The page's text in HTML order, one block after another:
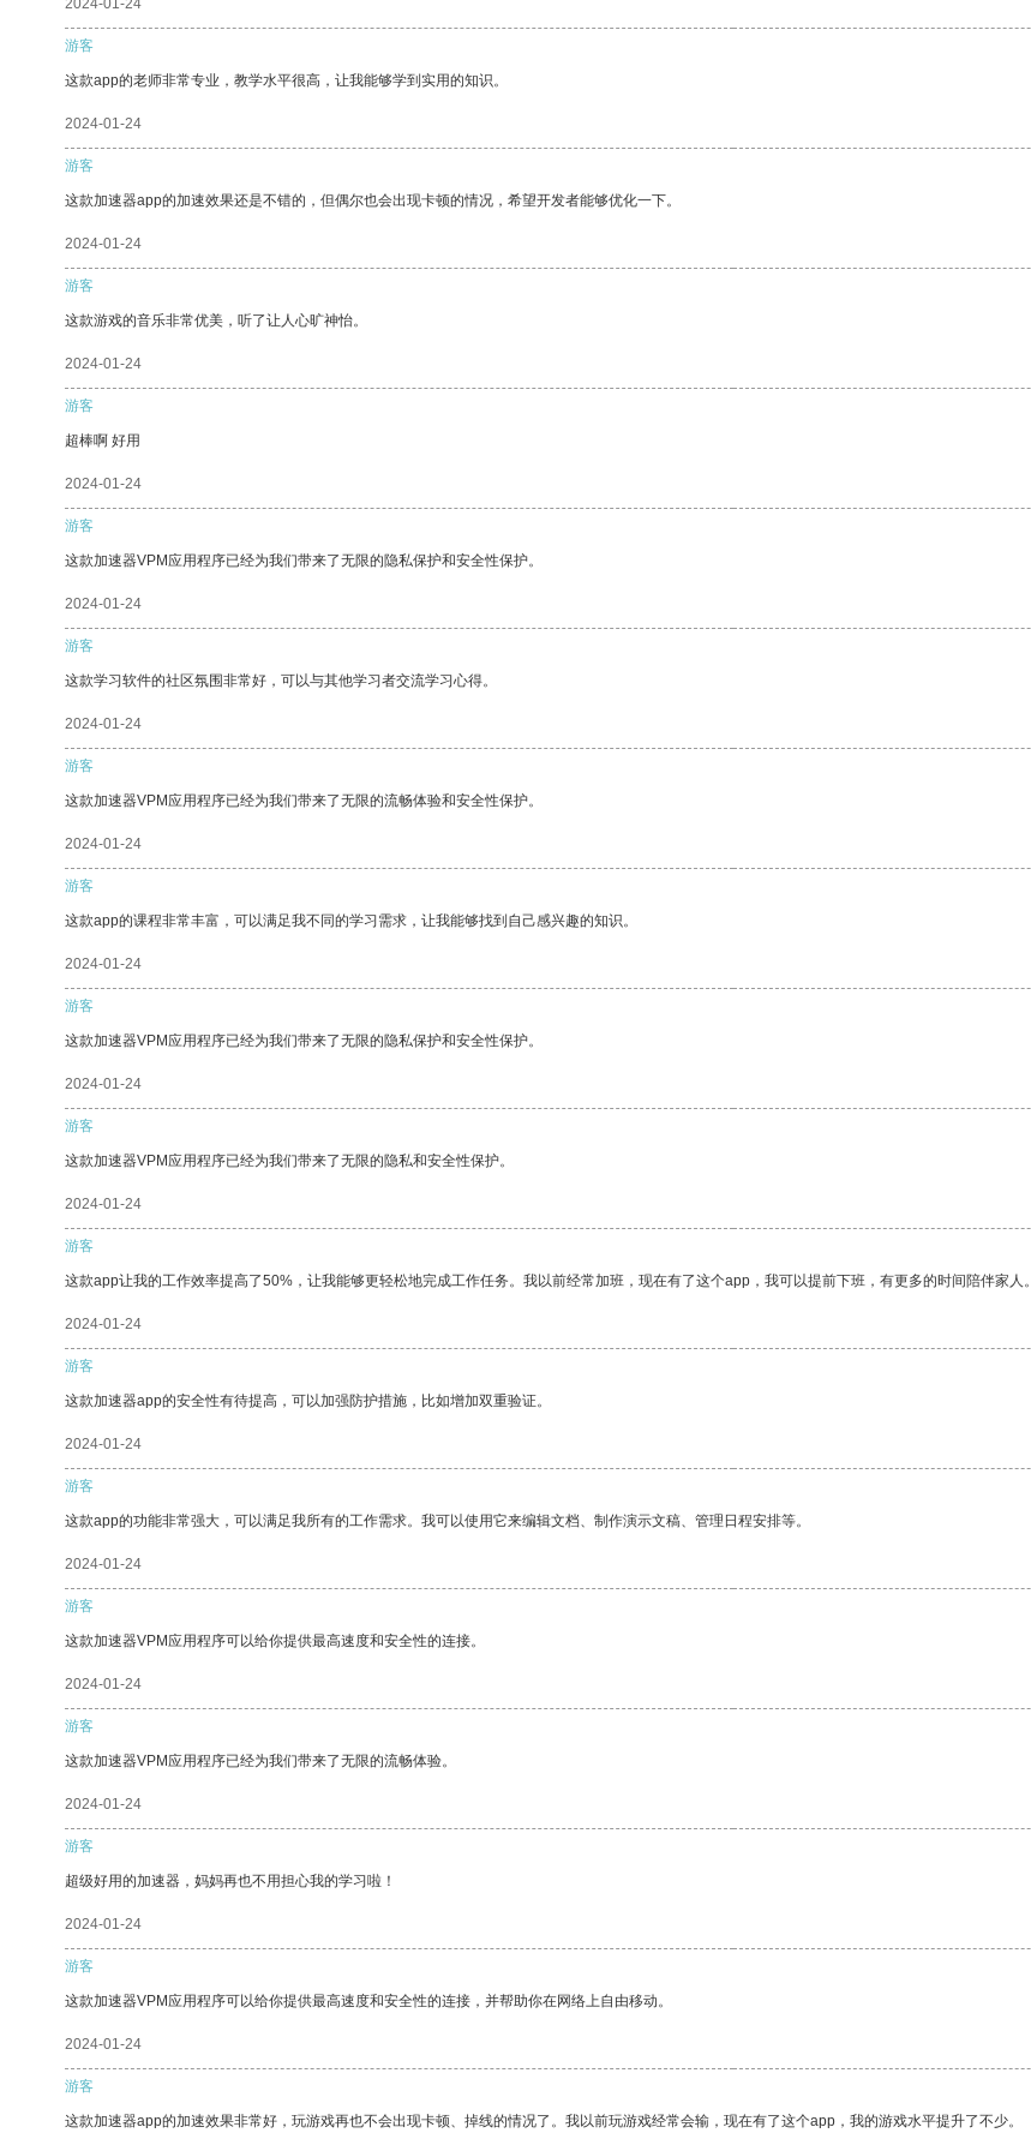
2024-01-24
游客
这款app的老师非常专业，教学水平很高，让我能够学到实用的知识。
2024-01-24
游客
这款加速器app的加速效果还是不错的，但偶尔也会出现卡顿的情况，希望开发者能够优化一下。
2024-01-24
游客
这款游戏的音乐非常优美，听了让人心旷神怡。
2024-01-24
游客
超棒啊 好用
2024-01-24
游客
这款加速器VPM应用程序已经为我们带来了无限的隐私保护和安全性保护。
2024-01-24
游客
这款学习软件的社区氛围非常好，可以与其他学习者交流学习心得。
2024-01-24
游客
这款加速器VPM应用程序已经为我们带来了无限的流畅体验和安全性保护。
2024-01-24
游客
这款app的课程非常丰富，可以满足我不同的学习需求，让我能够找到自己感兴趣的知识。
2024-01-24
游客
这款加速器VPM应用程序已经为我们带来了无限的隐私保护和安全性保护。
2024-01-24
游客
这款加速器VPM应用程序已经为我们带来了无限的隐私和安全性保护。
2024-01-24
游客
这款app让我的工作效率提高了50%，让我能够更轻松地完成工作任务。我以前经常加班，现在有了这个app，我可以提前下班，有更多的时间陪伴家人。
2024-01-24
游客
这款加速器app的安全性有待提高，可以加强防护措施，比如增加双重验证。
2024-01-24
游客
这款app的功能非常强大，可以满足我所有的工作需求。我可以使用它来编辑文档、制作演示文稿、管理日程安排等。
2024-01-24
游客
这款加速器VPM应用程序可以给你提供最高速度和安全性的连接。
2024-01-24
游客
这款加速器VPM应用程序已经为我们带来了无限的流畅体验。
2024-01-24
游客
超级好用的加速器，妈妈再也不用担心我的学习啦！
2024-01-24
游客
这款加速器VPM应用程序可以给你提供最高速度和安全性的连接，并帮助你在网络上自由移动。
2024-01-24
游客
这款加速器app的加速效果非常好，玩游戏再也不会出现卡顿、掉线的情况了。我以前玩游戏经常会输，现在有了这个app，我的游戏水平提升了不少。